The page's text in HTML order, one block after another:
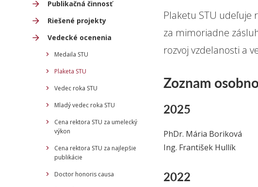
Publikačná činnosť
Riešené projekty
Vedecké ocenenia
Medaila STU
Plaketa STU
Vedec roka STU
Mladý vedec roka STU
Cena rektora STU za umelecký
výkon
Cena rektora STU za najlepšie
publikácie
Doctor honoris causa
Plaketu STU udeľuje
za mimoriadne
rozvoj vzdelanosti a
Zoznam
2025
PhDr. Mária Boriková
Ing. František Hullík
2022